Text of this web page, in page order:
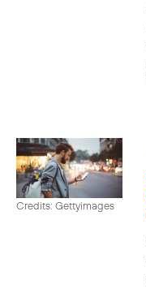
Credits: Gettyimages